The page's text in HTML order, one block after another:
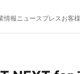
情報ニュースプレスお客